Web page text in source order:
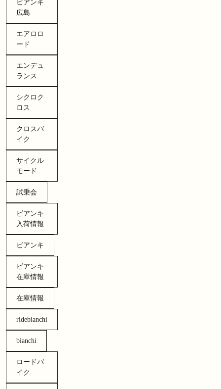
ビアンキ
広島
エアロロ
ード
エンデュ
ランス
シクロク
ロス
クロスバ
イク
サイクル
モード
試乗会
ビアンキ
入荷情報
ビアンキ
ビアンキ
在庫情報
在庫情報
ridebianchi
bianchi
ロードバ
イク